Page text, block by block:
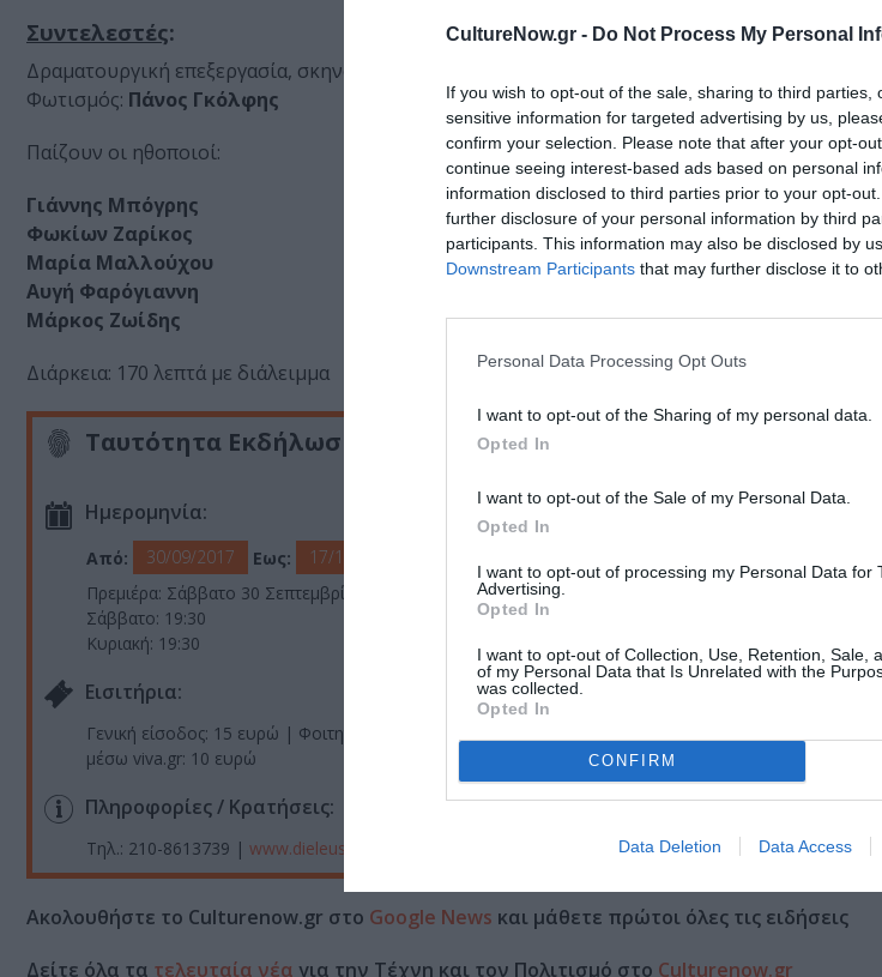
CultureNow.gr - Do Not Process My Personal
If you wish to opt-out of the sale, sharing to third
sensitive information for targeted advertising by us,
confirm your selection. Please note that after your opt-
continue seeing interest-based ads based on personal
information disclosed to third parties prior to your opt-
further disclosure of your personal information by third
participants. This information may also be disclosed by
Downstream Participants that may further disclose it to
Personal Data Processing Opt Outs
I want to opt-out of the Sharing of my personal data.
Opted In
I want to opt-out of the Sale of my Personal Data.
Opted In
I want to opt-out of processing my Personal Data for
Advertising.
Opted In
I want to opt-out of Collection, Use, Retention, Sale,
of my Personal Data that Is Unrelated with the
was collected.
Opted In
CONFIRM
Data Deletion Data Access
Συντελεστές:
Δραματουργική επεξεργασία, σκηνοθεσία:
Φωτισμός: Πάνος Γκόλφης
Παίζουν οι ηθοποιοί:
Γιάννης Μπόγρης
Φωκίων Ζαρίκος
Μαρία Μαλλούχου
Αυγή Φαρόγιαννη
Μάρκος Ζωίδης
Διάρκεια: 170 λεπτά με διάλειμμα
Ταυτότητα Εκδήλωσης
Ημερομηνία:
Από: 30/09/2017 Εως:
17/12/2017
Πρεμιέρα: Σάββατο 30 Σεπτεμβρίου
Σάββατο: 19:30
Κυριακή: 19:30
Τοποθεσία:
Κυψέλη, Αθήνα
Eισιτήρια:
Γενική είσοδος: 15 ευρώ | Φοιτητικό & ΑΜΕΑ: 8 ευρώ | Άνεργοι & ατέλειες: 5 ευρώ | Γκρουπ
μέσω viva.gr: 10 ευρώ
Πληροφορίες / Κρατήσεις:
Τηλ.: 210-8613739 | www.dieleusis.gr
Ακολουθήστε το Culturenow.gr στο Google News και μάθετε πρώτοι όλες τις ειδήσεις
Δείτε όλα τα τελευταία νέα για την Τέχνη και τον Πολιτισμό στο Culturenow.gr